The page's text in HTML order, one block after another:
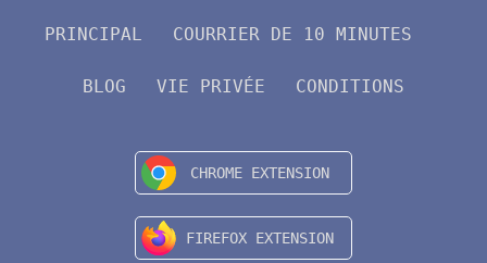
PRINCIPAL COURRIER DE 10 MINUTES
BLOG VIE PRIVÉE CONDITIONS